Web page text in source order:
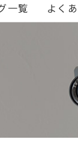
一覧 よく